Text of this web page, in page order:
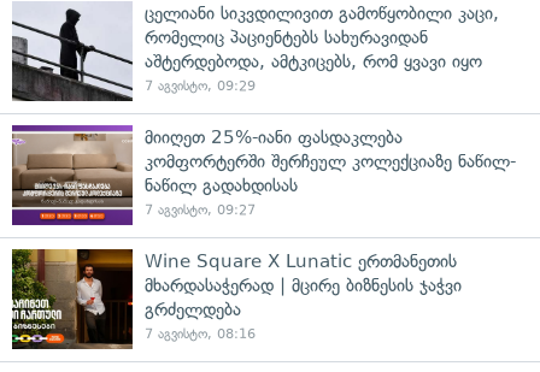
ცელიანი სიკვდილივით გამოწყობილი კაცი,
რომელიც პაციენტებს სახურავიდან
აშტერდებოდა, ამტკიცებს, რომ ყვავი იყო
7 აგვისტო, 09:29
მიიღეთ 25%-იანი ფასდაკლება
კომფორტერში შერჩეულ კოლექციაზე ნაწილ-
ნაწილ გადახდისას
7 აგვისტო, 09:27
Wine Square X Lunatic ერთმანეთის
მხარდასაჭერად | მცირე ბიზნესის ჯაჭვი
გრძელდება
7 აგვისტო, 08:16